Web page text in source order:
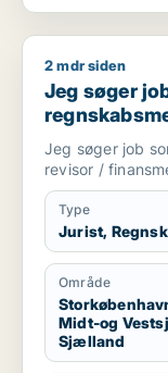
Jeg søger job
2 mdr siden
Jeg søger
medarbejder
Jeg søger job
revisor /
Type
Jurist,
Område
Midt-og
Sjælland